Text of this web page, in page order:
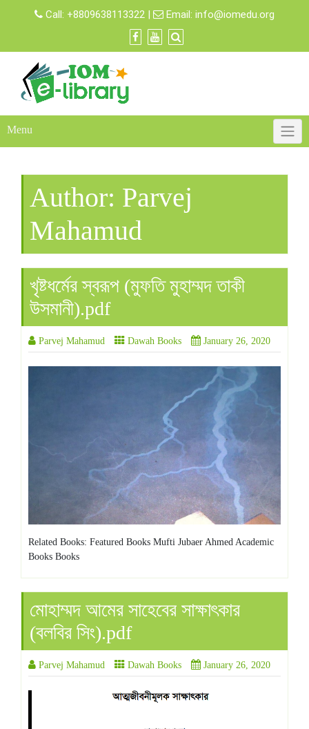
Call: +8809638113322 | Email: info@iomedu.org
Menu
Author: Parvej
Mahamud
খৃষ্টধর্মের স্বরূপ (মুফতি মুহাম্মদ তাকী
উসমানী).pdf
Parvej Mahamud Dawah Books January 26, 2020
Related Books: Featured Books Mufti Jubaer Ahmed Academic
Books Books
মোহাম্মদ আমের সাহেবের সাক্ষাৎকার
(বলবির সিং).pdf
Parvej Mahamud Dawah Books January 26, 2020